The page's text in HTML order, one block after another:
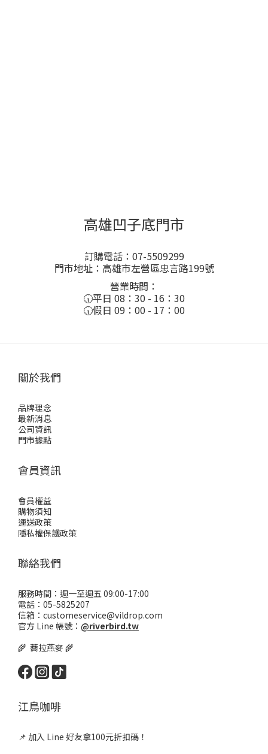
高雄凹子底門市
訂購電話：07-5509299
門市地址：高雄市左營區忠言路199號
營業時間：
🕡平日 08：30 - 16：30
🕡假日 09：00 - 17：00
關於我們
品牌理念
最新消息
公司資訊
門市據點
會員資訊
會員權益
購物須知
運送政策
隱私權保護政策
聯絡我們
服務時間：週一至週五 09:00-17:00
電話：05-5825207
信箱：customeservice@vildrop.com
官方 Line 帳號： @riverbird.tw
🌾 蕎拉燕麥 🌾
江鳥咖啡
📌 加入 Line 好友拿100元折扣碼！